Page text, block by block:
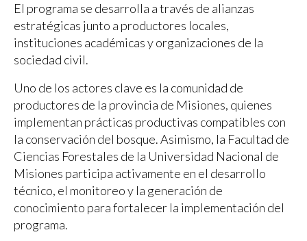
El programa se desarrolla a través de alianzas
estratégicas junto a productores locales,
instituciones académicas y organizaciones de la
sociedad civil.
Uno de los actores clave es la comunidad de
productores de la provincia de Misiones, quienes
implementan prácticas productivas compatibles con
la conservación del bosque. Asimismo, la Facultad de
Ciencias Forestales de la Universidad Nacional de
Misiones participa activamente en el desarrollo
técnico, el monitoreo y la generación de
conocimiento para fortalecer la implementación del
programa.